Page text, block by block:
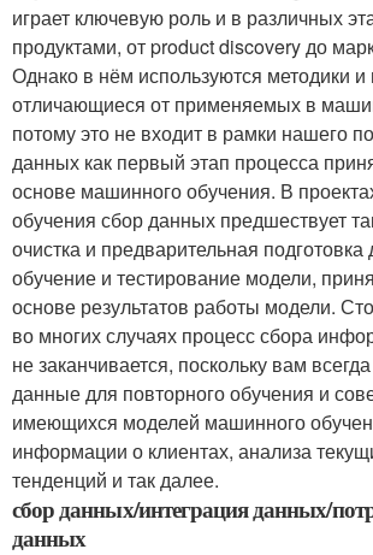
играет ключевую роль и в различных
продуктами, от product discovery до
Однако в нём используются методики
отличающиеся от применяемых в
потому это не входит в рамки нашего
данных как первый этап процесса
основе машинного обучения. В
обучения сбор данных предшествует
очистка и предварительная
обучение и тестирование модели,
основе результатов работы модели.
во многих случаях процесс сбора
не заканчивается, поскольку вам
данные для повторного обучения и
имеющихся моделей машинного
информации о клиентах, анализа
тенденций и так далее.
сбор данных/интеграция данных/
данных